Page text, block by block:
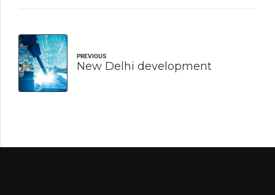
PREVIOUS
New Delhi development